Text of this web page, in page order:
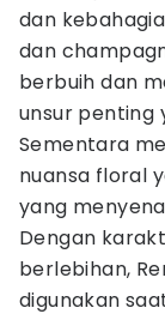
dan
dan
berbuih dan
unsur penting
Sementara
nuansa floral
yang
Dengan
berlebihan,
digunakan